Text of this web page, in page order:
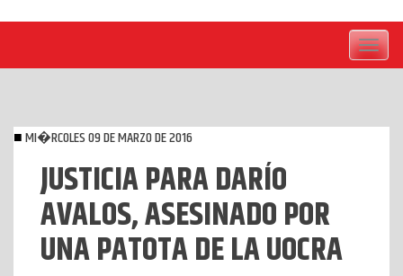
Toggle
MI�RCOLES 09 DE MARZO DE 2016
JUSTICIA PARA DARÍO
AVALOS, ASESINADO POR
UNA PATOTA DE LA UOCRA